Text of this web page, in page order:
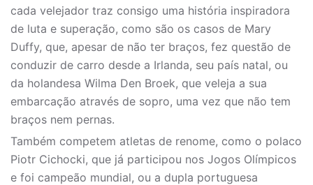
cada velejador traz consigo uma história inspiradora
de luta e superação, como são os casos de Mary
Duffy, que, apesar de não ter braços, fez questão de
conduzir de carro desde a Irlanda, seu país natal, ou
da holandesa Wilma Den Broek, que veleja a sua
embarcação através de sopro, uma vez que não tem
braços nem pernas.
Também competem atletas de renome, como o polaco
Piotr Cichocki, que já participou nos Jogos Olímpicos
e foi campeão mundial, ou a dupla portuguesa